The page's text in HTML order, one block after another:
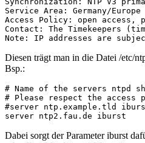
Service Area: Germany/Europe
Access Policy: open
Contact: The Timekeepers
Note: IP addresses are
Diesen trägt man in die Datei /etc/
Bsp.:
# Name of the servers ntpd
# Please respect the
#server ntp.example.tld
server ntp2.fau.de iburst
Dabei sorgt der Parameter iburst